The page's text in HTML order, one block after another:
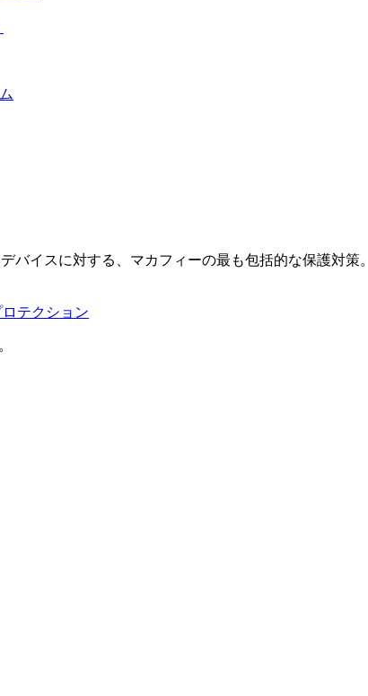
バイスに対する、マカフィーの最も包括的な保護対策。
テクション